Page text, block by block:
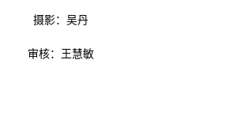
摄影：吴丹
审核：王慧敏